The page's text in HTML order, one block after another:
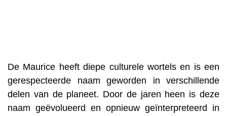
De Maurice heeft diepe culturele wortels en is een
gerespecteerde naam geworden in verschillende
delen van de planeet. Door de jaren heen is deze
naam geëvolueerd en opnieuw geïnterpreteerd in